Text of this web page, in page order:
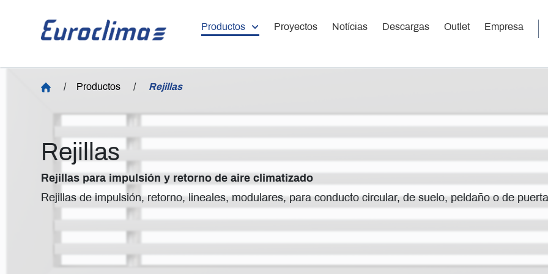
Productos Proyectos Notícias Descargas Outlet Empresa
/ Productos / Rejillas
Rejillas
Rejillas para impulsión y retorno de aire climatizado
Rejillas de impulsión, retorno, lineales, modulares, para conducto circular, de suelo, peldaño o de